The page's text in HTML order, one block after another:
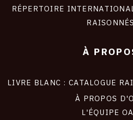
RÉPERTOIRE
RAISONNÉS
À
LIVRE BLANC : CATALOGUE
À PROPOS
L'ÉQUIPE